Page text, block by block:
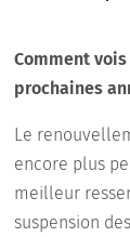
Comment
prochaines
Le
encore plus
meilleur
suspension